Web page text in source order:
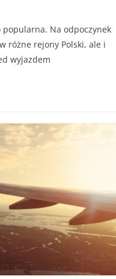
Na odpoczynek
różne rejony Polski, ale i
wyjazdem